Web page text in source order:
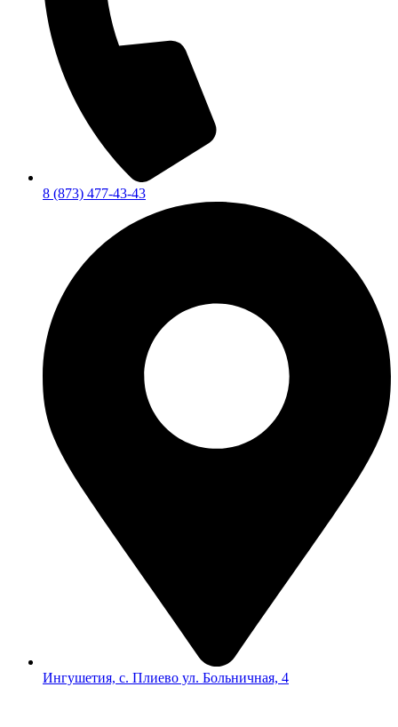
8 (873) 477-43-43
Ингушетия, с. Плиево ул. Больничная, 4